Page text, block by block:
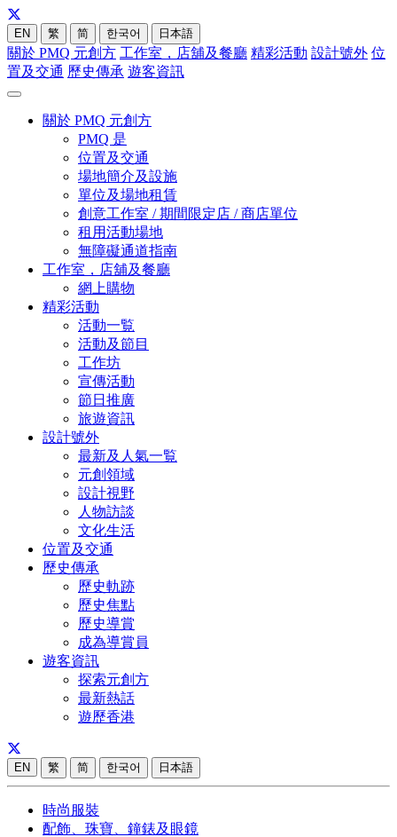
EN 繁 简 한국어 日本語
關於 PMQ 元創方 工作室，店舖及餐廳 精彩活動 設計號外 位
置及交通 歷史傳承 遊客資訊
關於 PMQ 元創方
PMQ 是
位置及交通
場地簡介及設施
單位及場地租賃
創意工作室 / 期間限定店 / 商店單位
租用活動場地
無障礙通道指南
工作室，店舖及餐廳
網上購物
精彩活動
活動一覧
活動及節目
工作坊
宣傳活動
節日推廣
旅遊資訊
設計號外
最新及人氣一覧
元創領域
設計視野
人物訪談
文化生活
位置及交通
歷史傳承
歷史軌跡
歷史焦點
歷史導賞
成為導賞員
遊客資訊
探索元創方
最新熱話
遊歷香港
EN 繁 简 한국어 日本語
時尚服裝
配飾、珠寶、鐘錶及眼鏡